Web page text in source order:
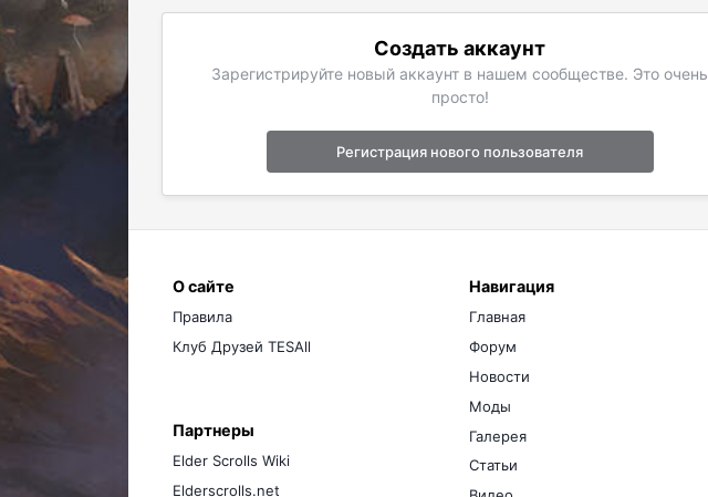
Создать аккаунт
Зарегистрируйте новый аккаунт в нашем сообществе. Это очень
просто!
Регистрация нового пользователя
О сайте
Правила
Клуб Друзей TESAll
Партнеры
Elder Scrolls Wiki
Elderscrolls.net
Навигация
Главная
Форум
Новости
Моды
Галерея
Статьи